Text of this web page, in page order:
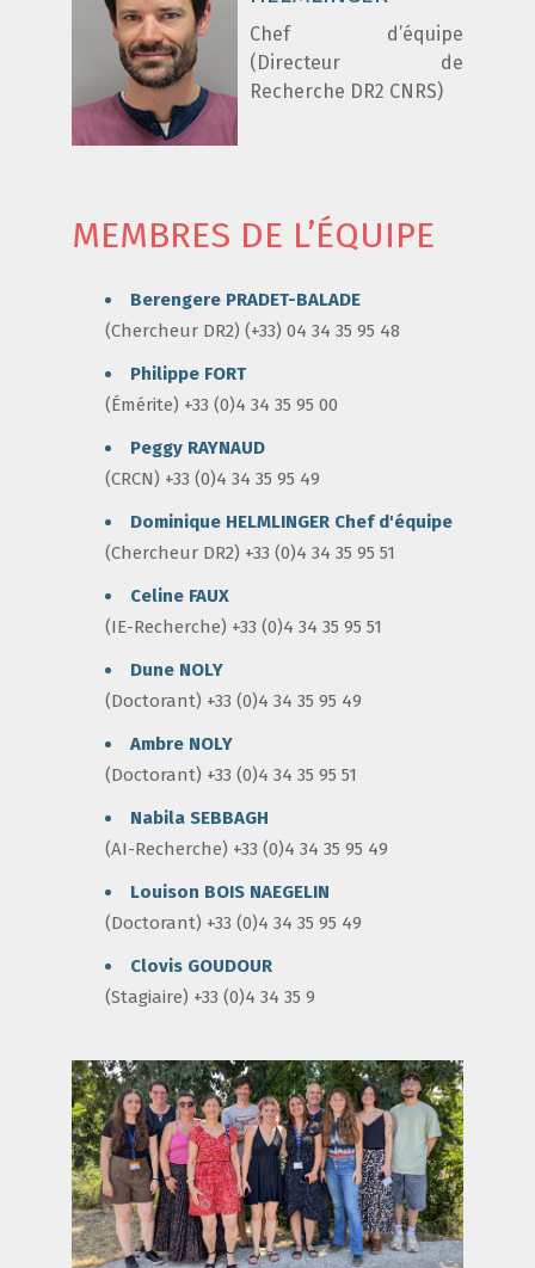
Chef d’équipe
(Directeur de
Recherche DR2 CNRS)
MEMBRES DE L’ÉQUIPE
Berengere PRADET-BALADE
(Chercheur DR2) (+33) 04 34 35 95 48
Philippe FORT
(Émérite) +33 (0)4 34 35 95 00
Peggy RAYNAUD
(CRCN) +33 (0)4 34 35 95 49
Dominique HELMLINGER Chef d'équipe
(Chercheur DR2) +33 (0)4 34 35 95 51
Celine FAUX
(IE-Recherche) +33 (0)4 34 35 95 51
Dune NOLY
(Doctorant) +33 (0)4 34 35 95 49
Ambre NOLY
(Doctorant) +33 (0)4 34 35 95 51
Nabila SEBBAGH
(AI-Recherche) +33 (0)4 34 35 95 49
Louison BOIS NAEGELIN
(Doctorant) +33 (0)4 34 35 95 49
Clovis GOUDOUR
(Stagiaire) +33 (0)4 34 35 9